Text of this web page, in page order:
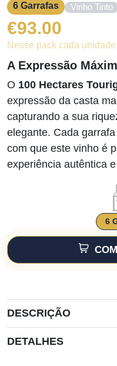
6 Garrafas Vinho Tinto
€93.00
Nesse pack cada
A Expressão
O 100 Hectares
expressão da casta
capturando a sua
elegante. Cada
com que este vinho é
experiência autêntica
6
DESCRIÇÃO
DETALHES